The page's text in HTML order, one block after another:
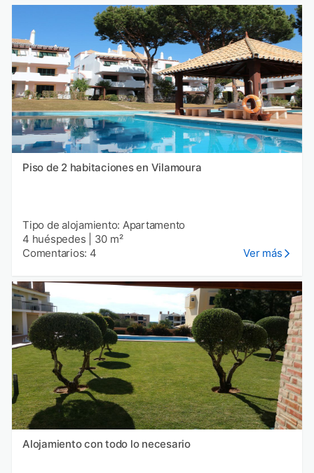
Piso de 2 habitaciones en Vilamoura
Tipo de alojamiento: Apartamento
4 huéspedes
30 m²
Comentarios: 4
Ver más
Alojamiento con todo lo necesario